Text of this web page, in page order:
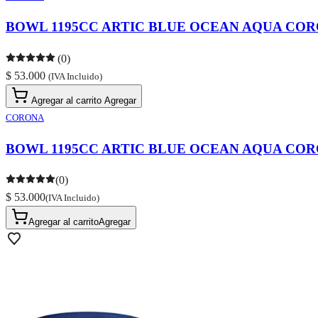
BOWL 1195CC ARTIC BLUE OCEAN AQUA
(0)
$ 53.000 (IVA Incluido)
Agregar al carrito Agregar
CORONA
BOWL 1195CC ARTIC BLUE OCEAN AQUA
(0)
$ 53.000(IVA Incluido)
Agregar al carritoAgregar